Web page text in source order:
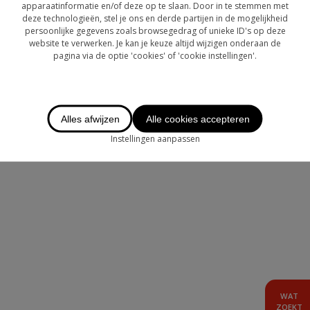
OVER CHASE
LOGIN
AANBOD BUITENLAND
WAT
ZOEKT
apparaatinformatie en/of deze op te slaan. Door in te stemmen met
deze technologieën, stel je ons en derde partijen in de mogelijkheid
persoonlijke gegevens zoals browsegedrag of unieke ID's op deze
website te verwerken. Je kan je keuze altijd wijzigen onderaan de
pagina via de optie 'cookies' of 'cookie instellingen'.
Alles afwijzen Alle cookies accepteren
Instellingen aanpassen